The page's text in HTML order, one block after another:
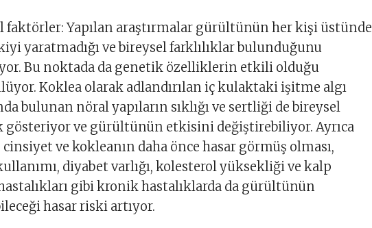
faktörler: Yapılan araştırmalar gürültünün her kişi üstünde
yaratmadığı ve bireysel farklılıklar bulunduğunu
Bu noktada da genetik özelliklerin etkili olduğu
Koklea olarak adlandırılan iç kulaktaki işitme algı
bulunan nöral yapıların sıklığı ve sertliği de bireysel
gösteriyor ve gürültünün etkisini değiştirebiliyor. Ayrıca
cinsiyet ve kokleanın daha önce hasar görmüş olması,
diyabet varlığı, kolesterol yüksekliği ve kalp
gibi kronik hastalıklarda da gürültünün
hasar riski artıyor.